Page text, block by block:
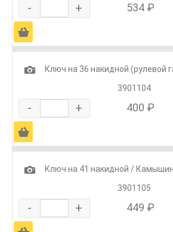
- + 534 ₽
Ä
1
Ключ на 36 накидной (рулевой
3901104
- + 400 ₽
Ä
1
Ключ на 41 накидной / Камышин
3901105
- + 449 ₽